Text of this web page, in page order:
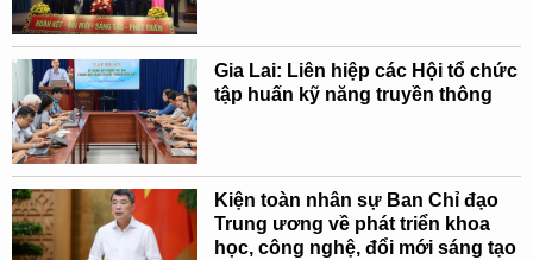
Gia Lai: Liên hiệp các Hội tổ chức
tập huấn kỹ năng truyền thông
Kiện toàn nhân sự Ban Chỉ đạo
Trung ương về phát triển khoa
học, công nghệ, đổi mới sáng tạo